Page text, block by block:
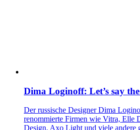
Dima Loginoff: Let’s say
Der russische Designer Dima
renommierte Firmen wie Vitra, Elle
Design, Axo Light und viele andere